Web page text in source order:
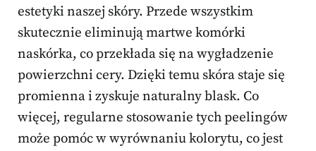
estetyki naszej skóry. Przede wszystkim
skutecznie eliminują martwe komórki
naskórka, co przekłada się na wygładzenie
powierzchni cery. Dzięki temu skóra staje się
promienna i zyskuje naturalny blask. Co
więcej, regularne stosowanie tych peelingów
może pomóc w wyrównaniu kolorytu, co jest